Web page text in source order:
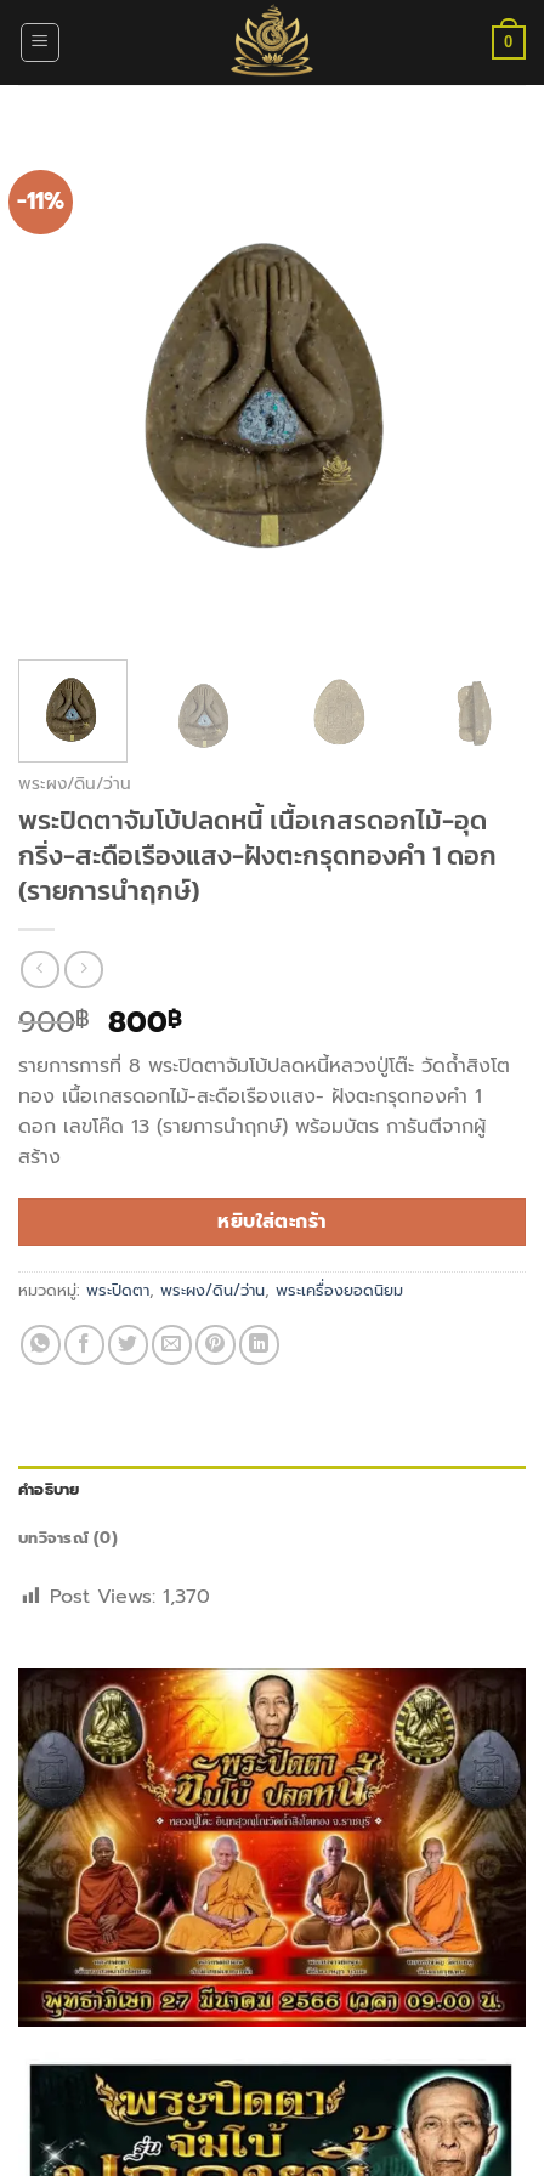
0
-11%
พระผง/ดิน/ว่าน
พระปิดตาจัมโบ้ปลดหนี้ เนื้อเกสรดอกไม้-อุด
กริ่ง-สะดือเรืองแสง-ฝังตะกรุดทองคำ 1 ดอก
(รายการนำฤกษ์)
900฿ Original
price
was:
900฿.
800฿Current
price
is:
800฿.
รายการการที่ 8 พระปิดตาจัมโบ้ปลดหนี้หลวงปู่โต๊ะ วัดถ้ำสิงโต
ทอง เนื้อเกสรดอกไม้-สะดือเรืองแสง- ฝังตะกรุดทองคำ 1
ดอก เลขโค๊ด 13 (รายการนำฤกษ์) พร้อมบัตร การันตีจากผู้
สร้าง
หยิบใส่ตะกร้า
หมวดหมู่: พระปิดตา, พระผง/ดิน/ว่าน, พระเครื่องยอดนิยม
คำอธิบาย
บทวิจารณ์ (0)
Post Views: 1,370